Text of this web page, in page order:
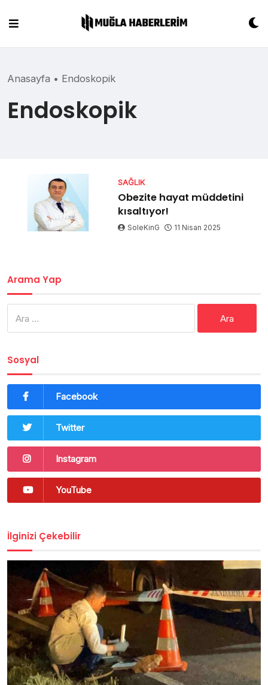
content
Anasayfa • Endoskopik
Endoskopik
SAĞLIK
Obezite hayat müddetini
kısaltıyor!
SoleKinG 11 Nisan 2025
Arama Yap
Sosyal
Facebook
Twitter
Instagram
YouTube
İlginizi Çekebilir